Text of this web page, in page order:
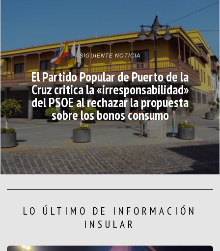
SIGUIENTE NOTICIA
El Partido Popular de Puerto de la
Cruz critica la «irresponsabilidad»
del PSOE al rechazar la propuesta
sobre los bonos consumo
LO ÚLTIMO DE INFORMACIÓN
INSULAR